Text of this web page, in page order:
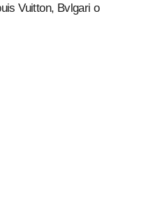
Vuitton, Bvlgari o